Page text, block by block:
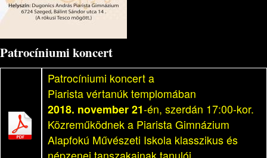
Patrocíniumi koncert
Patrocíniumi koncert a
Piarista vértanúk templomában
2018. november 21-én, szerdán 17:00-kor.
Közreműködnek a Piarista Gimnázium
Alapfokú Művészeti Iskola klasszikus és